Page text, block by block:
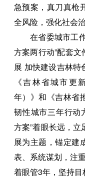
急预案，真刀真枪
全风险，强化社会
在省委城市工
方案两行动”配套
展 加快建设吉林特
《吉林省城市更
年）》和《吉林省
韧性城市三年行动
方案”着眼长远，
展为主题，锚定建
表、系统谋划，注
着眼管3年，坚持目